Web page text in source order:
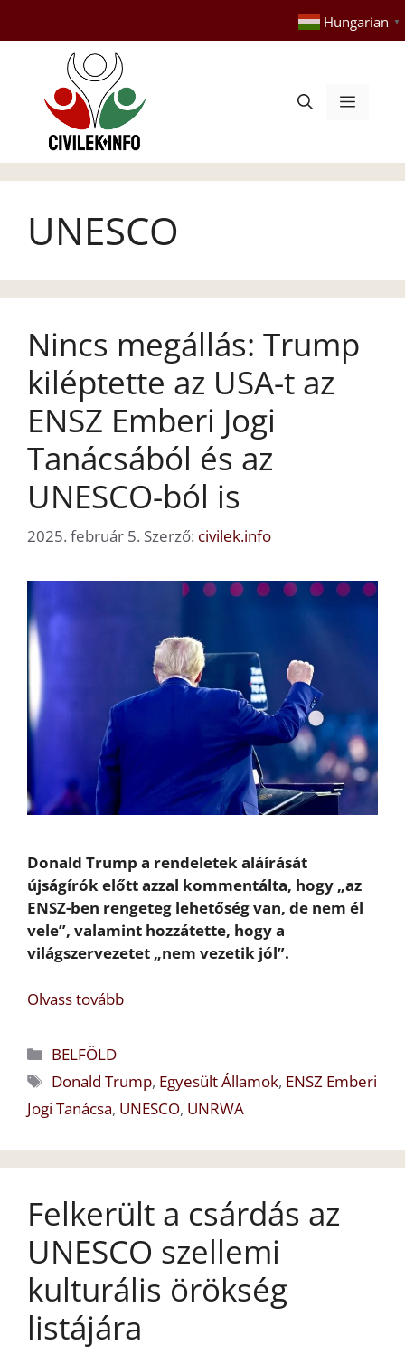
tartalomba
Hungarian ▼
Menü
UNESCO
Nincs megállás: Trump
kiléptette az USA-t az
ENSZ Emberi Jogi
Tanácsából és az
UNESCO-ból is
2025. február 5. Szerző: civilek.info
Donald Trump a rendeletek aláírását
újságírók előtt azzal kommentálta, hogy „az
ENSZ-ben rengeteg lehetőség van, de nem él
vele”, valamint hozzátette, hogy a
világszervezetet „nem vezetik jól”.
Olvass tovább
Kategória
BELFÖLD
Címkék
Donald Trump, Egyesült Államok, ENSZ Emberi
Jogi Tanácsa, UNESCO, UNRWA
Felkerült a csárdás az
UNESCO szellemi
kulturális örökség
listájára